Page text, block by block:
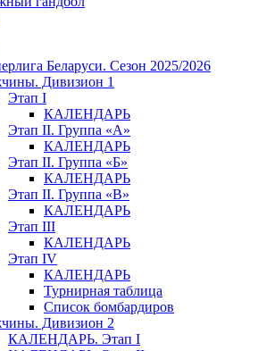
Беларуси. Сезон 2025/2026
Дивизион 1
Этап I
КАЛЕНДАРЬ
Этап II. Группа «А»
КАЛЕНДАРЬ
Этап II. Группа «Б»
КАЛЕНДАРЬ
Этап II. Группа «В»
КАЛЕНДАРЬ
Этап III
КАЛЕНДАРЬ
Этап IV
КАЛЕНДАРЬ
Турнирная таблица
Список бомбардиров
Дивизион 2
КАЛЕНДАРЬ. Этап I